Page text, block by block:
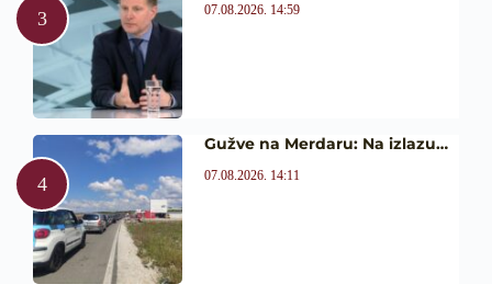
07.08.2026. 14:59
Gužve na Merdaru: Na izlazu…
07.08.2026. 14:11